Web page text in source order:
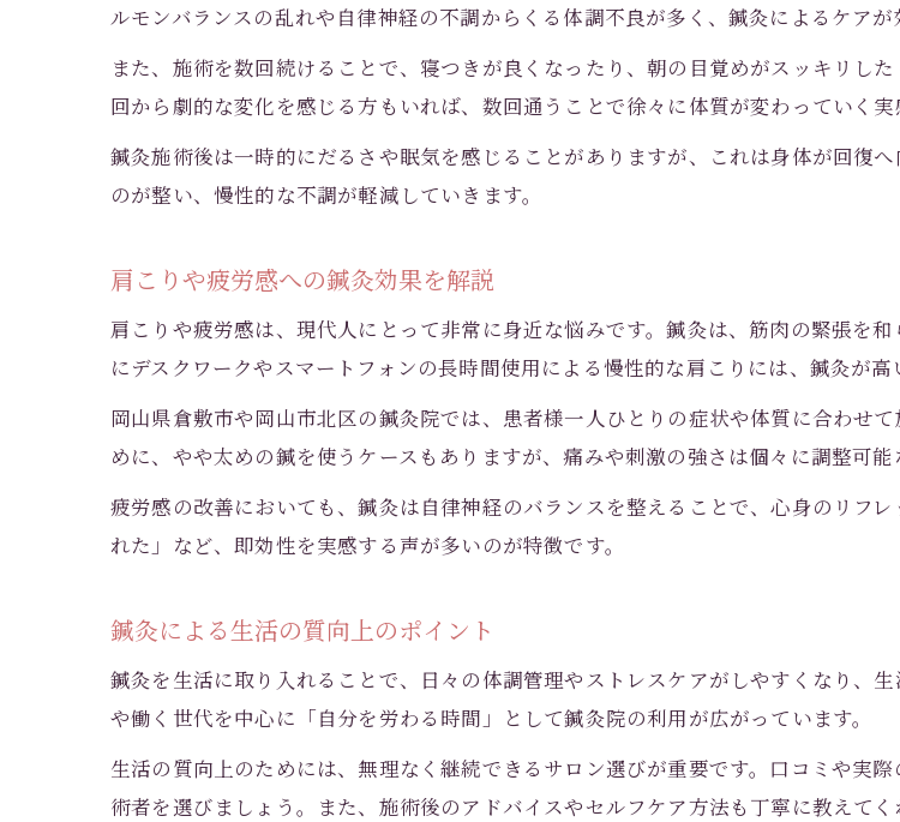
鍼灸選びで失敗しないポイ
通院期間と変化を正しく知るコ
鍼灸で体質変化にかかる期
継続通院で鍼灸効果を高め
ルモンバランスの乱れや自律神経の不調からくる体調不良が多く、鍼灸によるケアが
また、施術を数回続けることで、寝つきが良くなったり、朝の目覚めがスッキリし
回から劇的な変化を感じる方もいれば、数回通うことで徐々に体質が変わっていく実
鍼灸施術後は一時的にだるさや眠気を感じることがありますが、これは身体が回復
のが整い、慢性的な不調が軽減していきます。
肩こりや疲労感への鍼灸効果を解説
肩こりや疲労感は、現代人にとって非常に身近な悩みです。鍼灸は、筋肉の緊張を
にデスクワークやスマートフォンの長時間使用による慢性的な肩こりには、鍼灸が高
岡山県倉敷市や岡山市北区の鍼灸院では、患者様一人ひとりの症状や体質に合わせ
めに、やや太めの鍼を使うケースもありますが、痛みや刺激の強さは個々に調整可
疲労感の改善においても、鍼灸は自律神経のバランスを整えることで、心身のリフ
れた」など、即効性を実感する声が多いのが特徴です。
鍼灸による生活の質向上のポイント
鍼灸を生活に取り入れることで、日々の体調管理やストレスケアがしやすくなり、
や働く世代を中心に「自分を労わる時間」として鍼灸院の利用が広がっています。
生活の質向上のためには、無理なく継続できるサロン選びが重要です。口コミや実
術者を選びましょう。また、施術後のアドバイスやセルフケア方法も丁寧に教えてく
お問い合わせはこちら